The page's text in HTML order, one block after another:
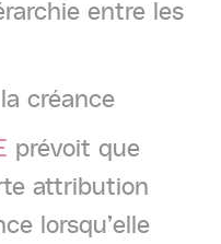
entre les
créance
prévoit que
attribution
lorsqu’elle